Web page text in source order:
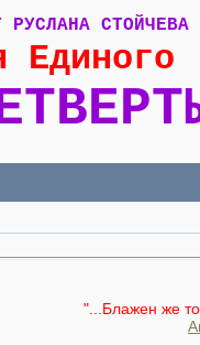
РУСЛАНА СТОЙЧЕВА
Единого
"...Блажен же